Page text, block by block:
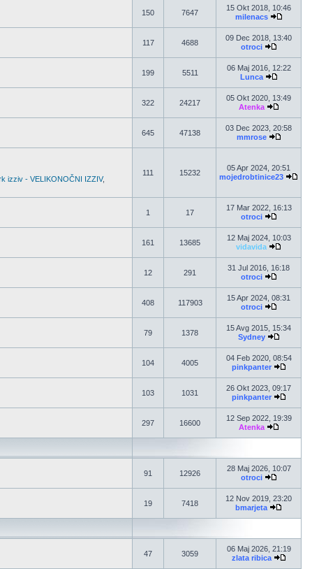
150 7647
15 Okt 2018, 10:46
milenacs
117 4688
09 Dec 2018, 13:40
otroci
199 5511
06 Maj 2016, 12:22
Lunca
322 24217
05 Okt 2020, 13:49
Atenka
645 47138
03 Dec 2023, 20:58
mmrose
izziv - VELIKONOČNI IZZIV,
111 15232
05 Apr 2024, 20:51
mojedrobtinice23
1 17
17 Mar 2022, 16:13
otroci
161 13685
12 Maj 2024, 10:03
vidavida
12 291
31 Jul 2016, 16:18
otroci
408 117903
15 Apr 2024, 08:31
otroci
79 1378
15 Avg 2015, 15:34
Sydney
104 4005
04 Feb 2020, 08:54
pinkpanter
103 1031
26 Okt 2023, 09:17
pinkpanter
297 16600
12 Sep 2022, 19:39
Atenka
91 12926
28 Maj 2026, 10:07
otroci
19 7418
12 Nov 2019, 23:20
bmarjeta
47 3059
06 Maj 2026, 21:19
zlata ribica